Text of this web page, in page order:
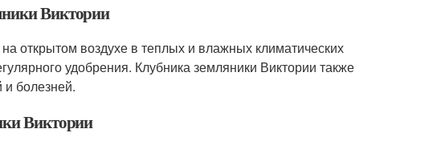
Виктории
открытом воздухе в теплых и влажных климатических
удобрения. Клубника земляники Виктории также
и болезней.
Виктории